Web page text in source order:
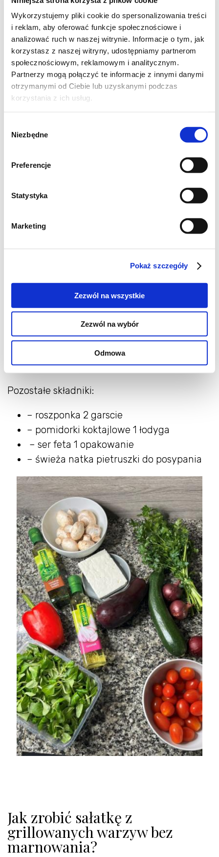
Wykorzystujemy pliki cookie do spersonalizowania treści
i reklam, aby oferować funkcje społecznościowe i
analizować ruch w naszej witrynie. Informacje o tym, jak
korzystasz z naszej witryny, udostępniamy partnerom
społecznościowym, reklamowym i analitycznym.
Partnerzy mogą połączyć te informacje z innymi danymi
otrzymanymi od Ciebie lub uzyskanymi podczas
korzystania z ich usług.
zgody
Niezbędne
Preferencje
Statystyka
Marketing
Pokaż szczegóły
Zezwól na wszystkie
Zezwól na wybór
Odmowa
przyprawione w ziołowym oleju. Grillujemy
klasycznie lub na patelni grillowej.
Marynujemy je w oleju Kujawskim z ziołami
“Rozmaryn, oregano, bazylia”. Wystarczy
doprawić samą solą.
Gwarantuję, że ta mieszanka warzyw
świetna baza do sałatki w odświeżonej wersji
Składniki na sałatkę z
marnowania:
Moja mieszanka warzyw na grilla:
– bakłażan 1 szt.
– cukinia 1 szt.
– cebula 1 szt.
– pieczarki 4- 5 szt.
– 2-3 łyzki oleju Kujawski z ziołami
“Rozmaryn, oregano, bazylia”
Pozostałe składniki:
– roszponka 2 garscie
– pomidorki koktajlowe 1 łodyga
– ser feta 1 opakowanie
– świeża natka pietruszki do posypania
Jak zrobić sałatkę z
grillowanych warzyw bez
marnowania?